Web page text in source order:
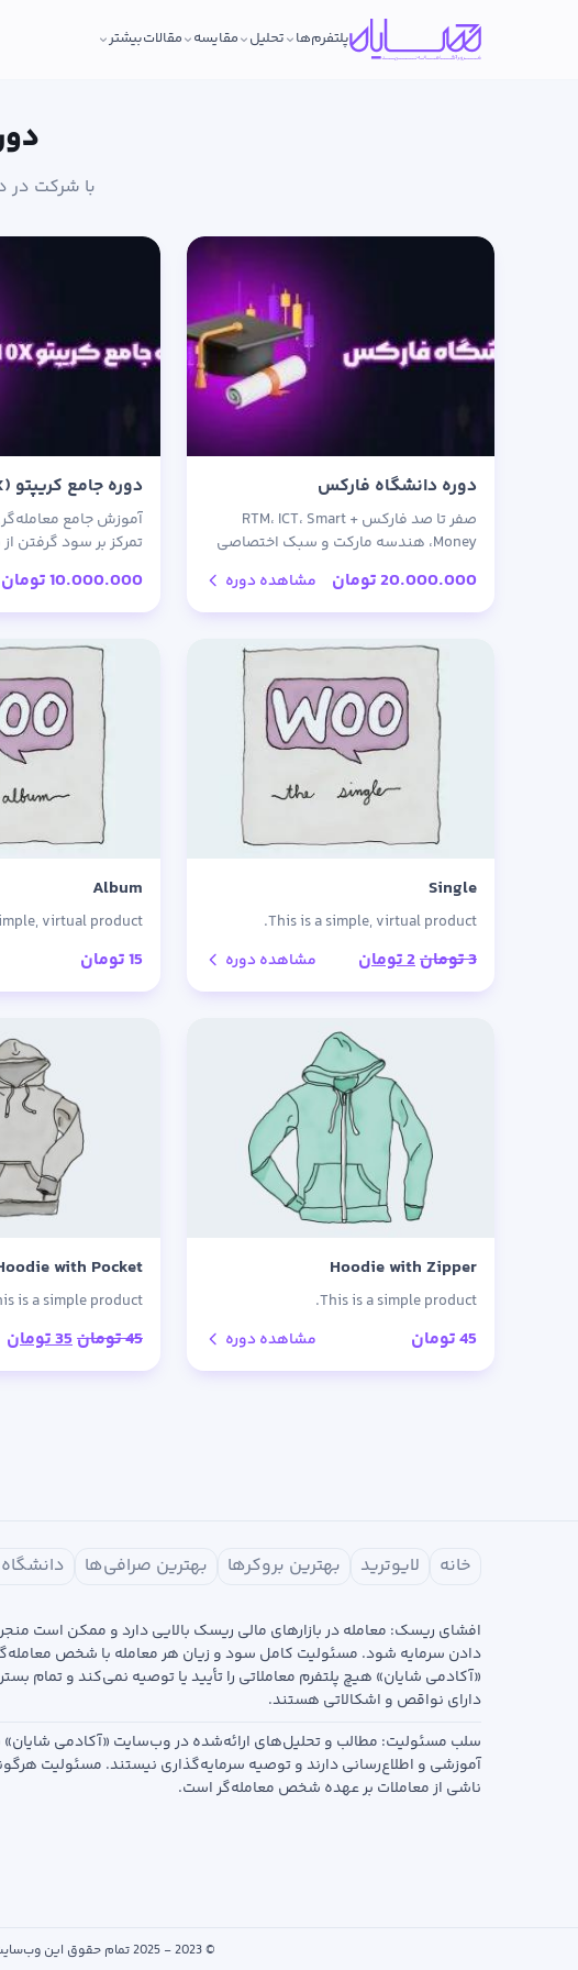
پلتفرم‌ها تحلیل مقایسه مقالاتبیشتر
با شرکت در
دوره دانشگاه فارکس
صفر تا صد فارکس + RTM، ICT، Smart
Money، هندسه مارکت و سبک اختصاصی
لایوترید عملی
20.000.000تومان مشاهده دوره
دوره جامع کریپتو (10X)
آموزش جامع
تمرکز بر سود گرفتن
10.000.000تومان
Single
This is a simple, virtual product.
3تومانقیمت
اصلی:
2تومان
فعلی:
مشاهده دوره
Album
virtual product.
15تومان
Hoodie with Zipper
This is a simple product.
45تومان مشاهده دوره
with Pocket
is a simple product.
45تومانقیمت
اصلی:
35تومان
خانه لایوترید بهترین بروکرها بهترین صرافی‌ها
افشای ریسک: معامله در بازارهای مالی ریسک بالایی دارد و ممکن است
دادن سرمایه شود. مسئولیت کامل سود و زیان هر معامله با شخص
«آکادمی شایان» هیچ پلتفرم معاملاتی را تأیید یا توصیه نمی‌کند و تمام
دارای نواقص و اشکالاتی هستند.
سلب مسئولیت: مطالب و تحلیل‌های ارائه‌شده در وب‌سایت «آکادمی شایان»
آموزشی و اطلاع‌رسانی دارند و توصیه سرمایه‌گذاری نیستند. مسئولیت
ناشی از معاملات بر عهده شخص معامله‌گر است.
© 2023 - 2025 تمام حقوق این وب‌سایت متعلق به «آکادمی شایان» است. هرگونه کپی‌برداری از محتوای سایت تنها با ذکر منبع مجاز است.